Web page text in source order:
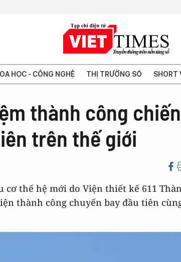
HỌC - CÔNG NGHỆ THỊ TRƯỜNG SỐ SHORT
thành công
trên thế giới
cơ thế hệ mới do Viện thiết kế 611
thành công chuyến bay đầu tiên